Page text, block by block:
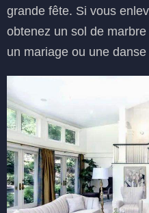
grande fête. Si vous
obtenez un sol de
un mariage ou une